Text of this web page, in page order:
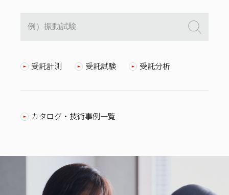
受託計測 受託試験 受託分析
カタログ・技術事例一覧